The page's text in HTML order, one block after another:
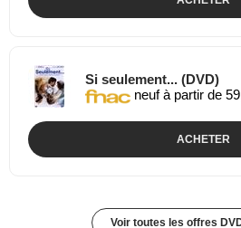
Si seulement... (DVD)
neuf à partir de
ACHETER
Voir toutes les offres